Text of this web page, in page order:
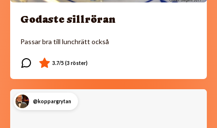
Godaste sillröran
Passar bra till lunchrätt också
@koppargrytan